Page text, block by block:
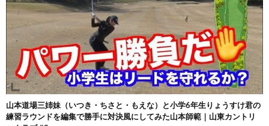
山本道場三姉妹（いつき・ちさと・もえな）と小学6年生りょうすけ君の
練習ラウンドを編集で勝手に対決風にしてみた山本師範｜山東カントリ